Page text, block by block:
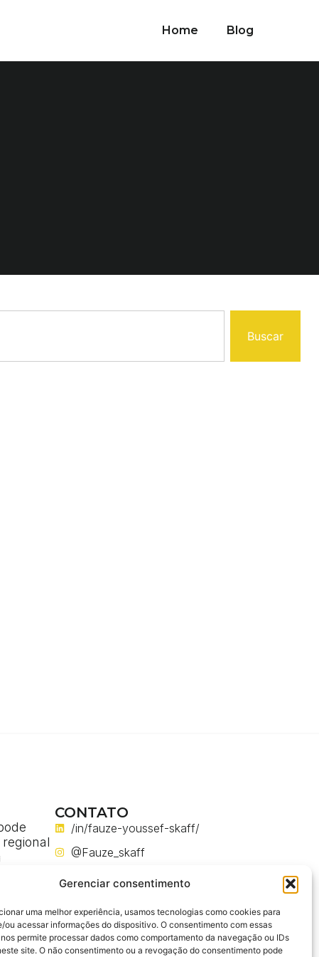
Gerenciar consentimento
uma melhor experiência, usamos tecnologias como cookies para
ou acessar informações do dispositivo. O consentimento com essas
permite processar dados como comportamento da navegação ou IDs
site. O não consentimento ou a revogação do consentimento pode
Home Blog
Buscar
obras
em
CONTATO
/in/fauze-youssef-skaff/
@Fauze_skaff
@fauze_skaff
fauze.you.skaff@gmail.com